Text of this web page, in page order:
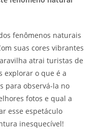
fenômenos naturais
suas cores vibrantes
atrai turistas de
explorar o que é a
para observá-la no
fotos e qual a
esse espetáculo
inesquecível!